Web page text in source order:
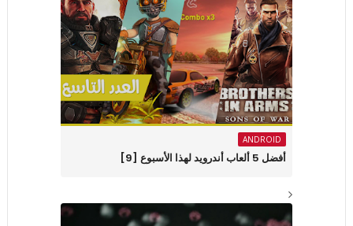
ANDROID
أفضل 5 ألعاب أندرويد لهذا الأسبوع [9]